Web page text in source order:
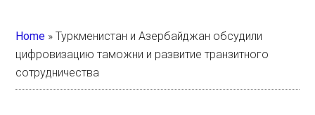
Home »Туркменистан и Азербайджан обсудили
цифровизацию таможни и развитие транзитного
сотрудничества